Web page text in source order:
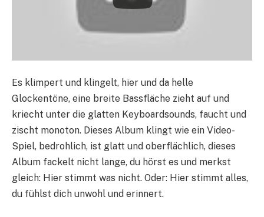
Es klimpert und klingelt, hier und da helle
Glockentöne, eine breite Bassfläche zieht auf und
kriecht unter die glatten Keyboardsounds, faucht und
zischt monoton. Dieses Album klingt wie ein Video-
Spiel, bedrohlich, ist glatt und oberflächlich, dieses
Album fackelt nicht lange, du hörst es und merkst
gleich: Hier stimmt was nicht. Oder: Hier stimmt alles,
du fühlst dich unwohl und erinnert.